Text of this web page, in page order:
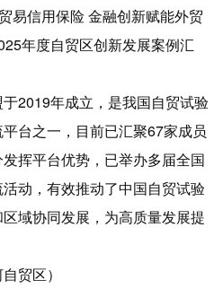
易信用保险 金融创新赋能外贸
年度自贸区创新发展案例汇
2019年成立，是我国自贸试验
台之一，目前已汇聚67家成员
挥平台优势，已举办多届全国
动，有效推动了中国自贸试验
域协同发展，为高质量发展提
贸区）